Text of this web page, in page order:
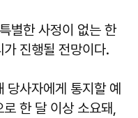
별한 사정이 없는 한
진행될 전망이다.
당사자에게 통지할 예
한 달 이상 소요돼,